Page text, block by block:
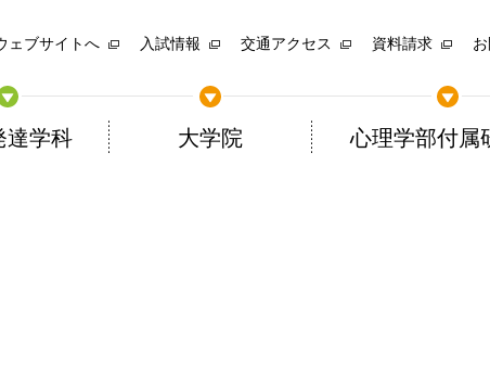
達学科 大学院 心理学部付属
ェブサイトへ 入試情報 交通アクセス 資料請求